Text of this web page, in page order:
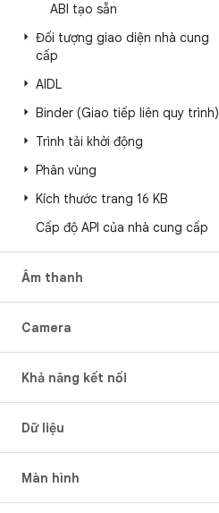
ABI tạo sẵn
Đối tượng giao diện nhà cung
cấp
AIDL
Binder (Giao tiếp liên quy trình)
Trình tải khởi động
Phân vùng
Kích thước trang 16 KB
Cấp độ API của nhà cung cấp
Âm thanh
Camera
Khả năng kết nối
Dữ liệu
Màn hình